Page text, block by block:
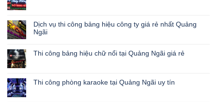
Dịch vụ thi công bảng hiệu công ty giá rẻ nhất Quảng
Ngãi
Thi công bảng hiệu chữ nổi tại Quảng Ngãi giá rẻ
Thi công phòng karaoke tại Quảng Ngãi uy tín